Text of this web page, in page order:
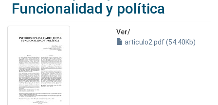
Funcionalidad y política
Ver/
articulo2.pdf (54.40Kb)